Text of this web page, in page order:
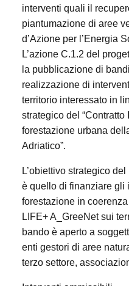
interventi quali il
piantumazione di aree
d’Azione per l’Energia
L’azione C.1.2 del
la pubblicazione di
realizzazione di
territorio interessato in
strategico del “Contratto
forestazione urbana
Adriatico”.
L’obiettivo strategico
è quello di finanziare gli
forestazione in
LIFE+ A_GreeNet sui
bando è aperto a
enti gestori di aree
terzo settore,